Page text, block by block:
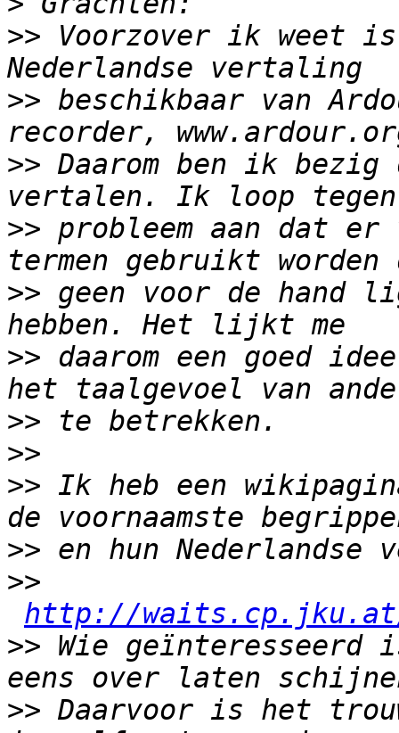
>> Voorzover ik weet
>> beschikbaar van
>> Daarom ben ik
>> probleem aan dat
>> geen voor de hand
>> daarom een goed
>>
>>
>> Ik heb een
>>
>>
http://waits.cp.jku.at/
>> Wie
>> Daarvoor is het